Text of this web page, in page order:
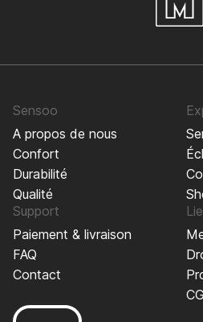
Sensoo
A propos de nous
Confort
Durabilité
Qualité
Support
Paiement & livraison
FAQ
Contact